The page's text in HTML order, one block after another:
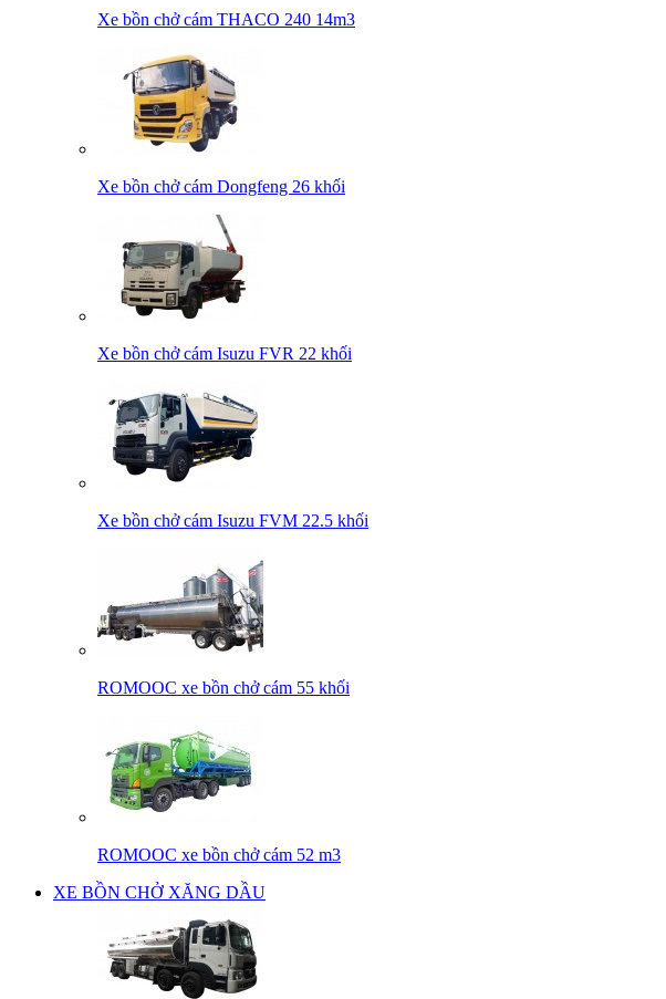
Xe bồn chở cám THACO 240 14m3
Xe bồn chở cám Dongfeng 26 khối
Xe bồn chở cám Isuzu FVR 22 khối
Xe bồn chở cám Isuzu FVM 22.5 khối
ROMOOC xe bồn chở cám 55 khối
ROMOOC xe bồn chở cám 52 m3
XE BỒN CHỞ XĂNG DẦU